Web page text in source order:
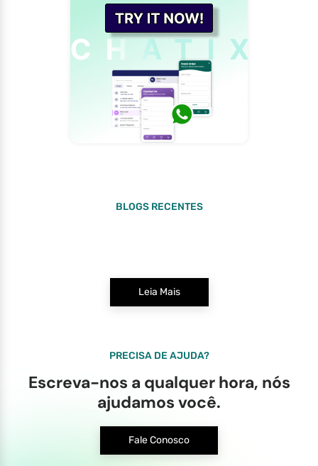
BLOGS RECENTES
Leia Mais
PRECISA DE AJUDA?
Escreva-nos a qualquer hora, nós
ajudamos você.
Fale Conosco